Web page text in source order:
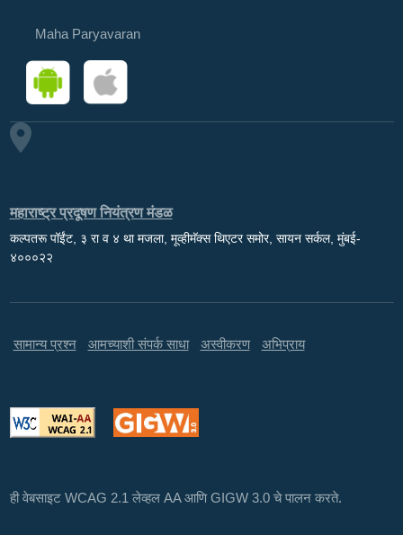
Maha Paryavaran
महाराष्ट्र प्रदूषण नियंत्रण मंडळ
कल्पतरू पॉईंट, ३ रा व ४ था मजला, मूव्हीमॅक्स थिएटर समोर, सायन सर्कल, मुंबई-
४०००२२
सामान्य प्रश्न आमच्याशी संपर्क साधा अस्वीकरण अभिप्राय
ही वेबसाइट WCAG 2.1 लेव्हल AA आणि GIGW 3.0 चे पालन करते.